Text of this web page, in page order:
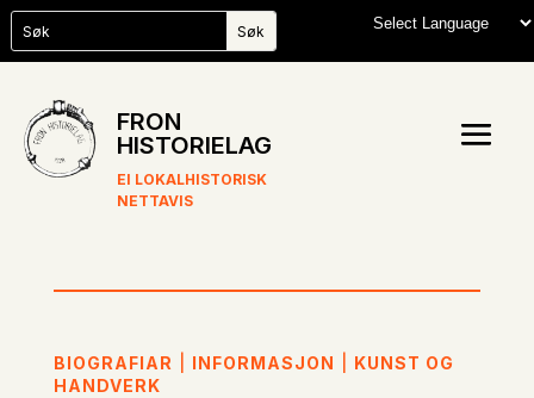
FRON
HISTORIELAG
EI LOKALHISTORISK
NETTAVIS
BIOGRAFIAR INFORMASJON
KUNST OG
HANDVERK